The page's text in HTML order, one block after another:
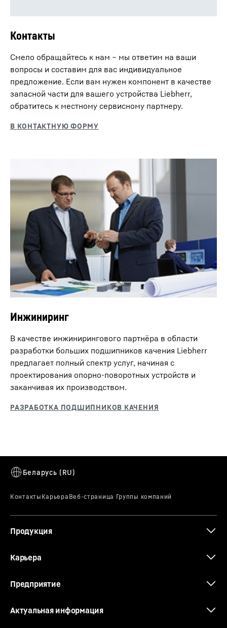
Контакты
Смело обращайтесь к нам – мы ответим на ваши
вопросы и составим для вас индивидуальное
предложение. Если вам нужен компонент в качестве
запасной части для вашего устройства Liebherr,
обратитесь к местному сервисному партнеру.
Инжиниринг
В качестве инжинирингового партнёра в области
разработки больших подшипников качения Liebherr
предлагает полный спектр услуг, начиная с
проектирования опорно-поворотных устройств и
заканчивая их производством.
Продукция
Карьера
Предприятие
Актуальная информация